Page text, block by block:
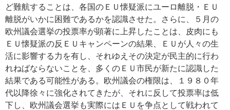
ど難航することは、各国のＥＵ懐疑派にユーロ離脱・ＥＵ
離脱がいかに困難であるかを認識させた。さらに、５月の
欧州議会選挙の投票率が顕著に上昇したことは、皮肉にも
ＥＵ懐疑派の反ＥＵキャンペーンの結果、ＥＵが人々の生
活に影響する力を有し、それゆえその決定が民主的に行わ
れねばならないことを、多くのＥＵ市民が新たに認識した
結果である可能性がある。欧州議会の権限は、１９８０年
代以降徐々に強化されてきたが、それに反して投票率は低
下し、欧州議会選挙も実際にはＥＵを争点として戦われて